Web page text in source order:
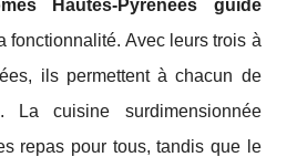
Hautes-Pyrénées guide
fonctionnalité. Avec leurs trois à
ils permettent à chacun de
La cuisine surdimensionnée
repas pour tous, tandis que le